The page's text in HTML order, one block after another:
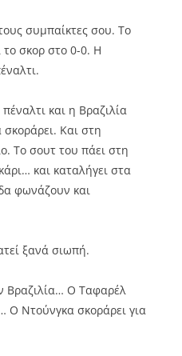
συμπαίκτες σου. Το
το σκορ στο 0-0. Η
και η Βραζιλία
σκοράρει. Και στη
Το σουτ του πάει στη
και καταλήγει στα
φωνάζουν και
ξανά σιωπή.
Βραζιλία… Ο Ταφαρέλ
O Ντούνγκα σκοράρει για